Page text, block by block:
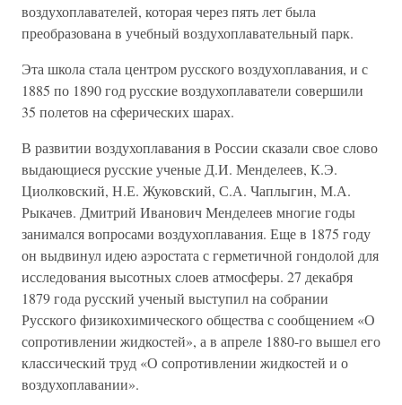
воздухоплавателей, которая через пять лет была
преобразована в учебный воздухоплавательный парк.
Эта школа стала центром русского воздухоплавания, и с
1885 по 1890 год русские воздухоплаватели совершили
35 полетов на сферических шарах.
В развитии воздухоплавания в России сказали свое слово
выдающиеся русские ученые Д.И. Менделеев, К.Э.
Циолковский, Н.Е. Жуковский, С.А. Чаплыгин, М.А.
Рыкачев. Дмитрий Иванович Менделеев многие годы
занимался вопросами воздухоплавания. Еще в 1875 году
он выдвинул идею аэростата с герметичной гондолой для
исследования высотных слоев атмосферы. 27 декабря
1879 года русский ученый выступил на собрании
Русского физикохимического общества с сообщением «О
сопротивлении жидкостей», а в апреле 1880-го вышел его
классический труд «О сопротивлении жидкостей и о
воздухоплавании».